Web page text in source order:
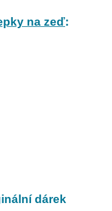
na zeď:
dárek